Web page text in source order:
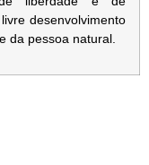
desenvolvimento
da pessoa natural.